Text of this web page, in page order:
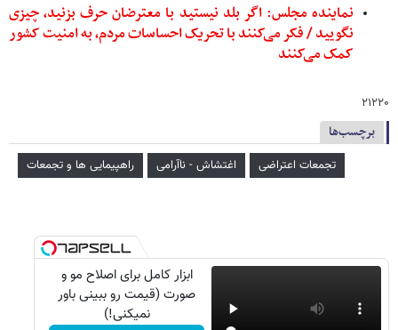
نماینده مجلس: اگر بلد نیستید با معترضان حرف بزنید، چیزی
نگویید / فکر می‌کنند با تحریک احساسات مردم، به امنیت کشور
کمک می‌کنند
۲۱۲۲۰
برچسب‌ها
تجمعات اعتراضی اغتشاش - ناآرامی راهپیمایی ها و تجمعات
ابزار کامل برای اصلاح مو و
صورت (قیمت رو ببینی باور
نمیکنی!)